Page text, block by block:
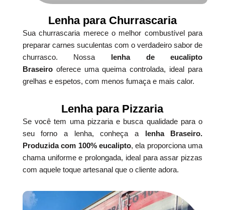
Lenha para Churrascaria
Sua churrascaria merece o melhor combustível para
preparar carnes suculentas com o verdadeiro sabor de
churrasco. Nossa lenha de eucalipto
Braseirooferece uma queima controlada, ideal para
grelhas e espetos, com menos fumaça e mais calor.
Lenha para Pizzaria
Se você tem uma pizzaria e busca qualidade para o
seu forno a lenha, conheça a lenha Braseiro.
Produzida com 100% eucalipto, ela proporciona uma
chama uniforme e prolongada, ideal para assar pizzas
com aquele toque artesanal que o cliente adora.